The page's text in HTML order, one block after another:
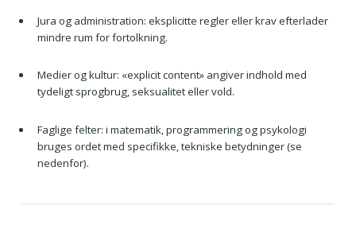
Jura og administration: eksplicitte regler eller krav efterlader
mindre rum for fortolkning.
Medier og kultur: «explicit content» angiver indhold med
tydeligt sprogbrug, seksualitet eller vold.
Faglige felter: i matematik, programmering og psykologi
bruges ordet med specifikke, tekniske betydninger (se
nedenfor).